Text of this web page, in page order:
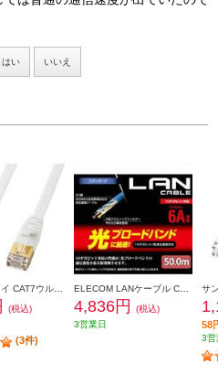
はい いいえ
(税込)
(3件)
4,836円
(税込)
3営業日
58
3営